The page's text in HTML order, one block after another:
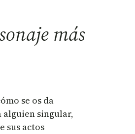
más
se os da
alguien singular,
sus actos